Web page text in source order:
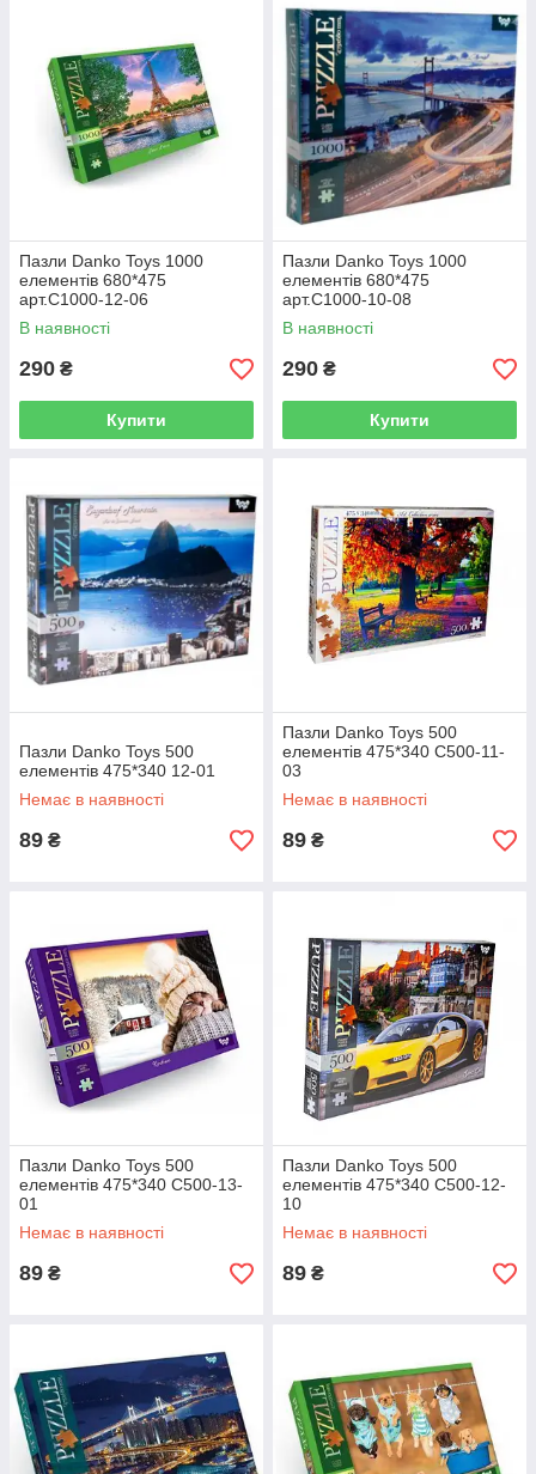
Пазли Danko Toys 1000
елементів 680*475
арт.C1000-12-06
В наявності
290 ₴
Купити
Пазли Danko Toys 1000
елементів 680*475
арт.C1000-10-08
В наявності
290 ₴
Купити
Пазли Danko Toys 500
елементів 475*340 12-01
Немає в наявності
89 ₴
Пазли Danko Toys 500
елементів 475*340 C500-11-
03
Немає в наявності
89 ₴
Пазли Danko Toys 500
елементів 475*340 C500-13-
01
Немає в наявності
89 ₴
Пазли Danko Toys 500
елементів 475*340 C500-12-
10
Немає в наявності
89 ₴